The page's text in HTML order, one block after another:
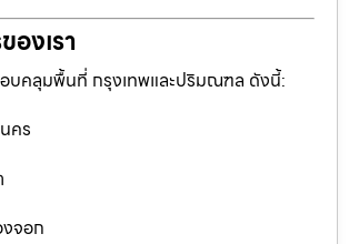
งเรา
อบคลุมพื้นที่ กรุงเทพและปริมณฑล ดังนี้:
คร
จอก